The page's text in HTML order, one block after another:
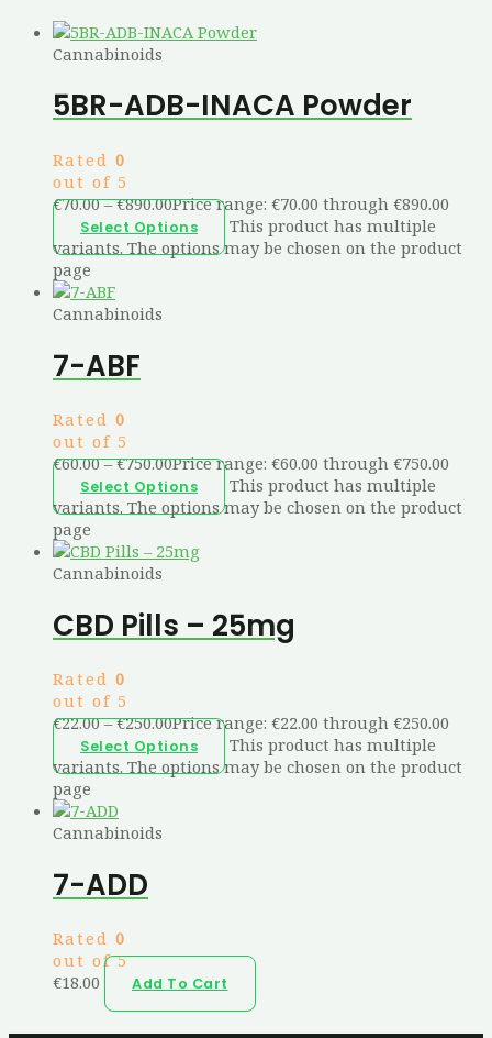
Cannabinoids
5BR-ADB-INACA Powder
Rated 0
out of 5
€70.00 – €890.00Price range: €70.00 through €890.00
Select Options
This product has multiple
variants. The options may be chosen on the product
page
Cannabinoids
7-ABF
Rated 0
out of 5
€60.00 – €750.00Price range: €60.00 through €750.00
Select Options
This product has multiple
variants. The options may be chosen on the product
page
Cannabinoids
CBD Pills – 25mg
Rated 0
out of 5
€22.00 – €250.00Price range: €22.00 through €250.00
Select Options
This product has multiple
variants. The options may be chosen on the product
page
Cannabinoids
7-ADD
Rated 0
out of 5
€18.00 Add To Cart